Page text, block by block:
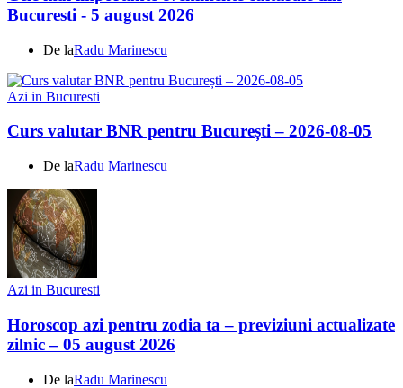
Bucuresti - 5 august 2026
De laRadu Marinescu
Azi in Bucuresti
Curs valutar BNR pentru București – 2026-08-05
De laRadu Marinescu
Azi in Bucuresti
Horoscop azi pentru zodia ta – previziuni actualizate
zilnic – 05 august 2026
De laRadu Marinescu